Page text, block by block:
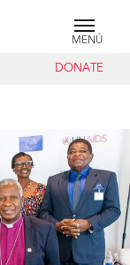
MENÚ
DONATE